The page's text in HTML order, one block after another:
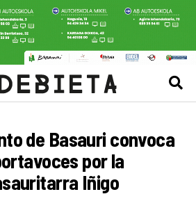
de Basauri convoca
por la
Iñigo